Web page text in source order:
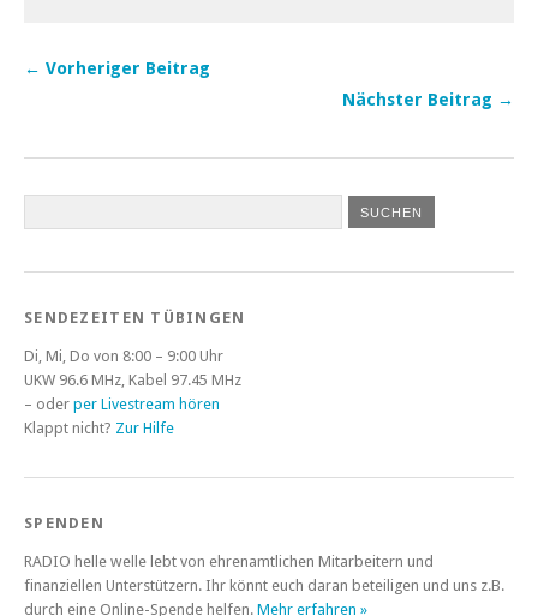
← Vorheriger Beitrag
Nächster Beitrag →
SENDEZEITEN TÜBINGEN
Di, Mi, Do von 8:00 – 9:00 Uhr
UKW 96.6 MHz, Kabel 97.45 MHz
– oder per Livestream hören
Klappt nicht? Zur Hilfe
SPENDEN
RADIO helle welle lebt von ehrenamtlichen Mitarbeitern und
finanziellen Unterstützern. Ihr könnt euch daran beteiligen und uns z.B.
durch eine Online-Spende helfen. Mehr erfahren »